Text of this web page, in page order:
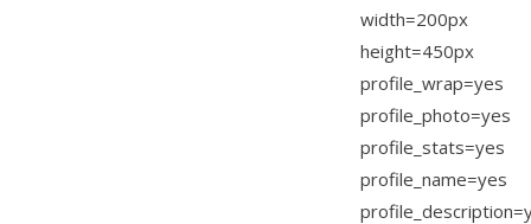
width=200px
height=450px
profile_wrap=yes
profile_photo=yes
profile_stats=yes
profile_name=yes